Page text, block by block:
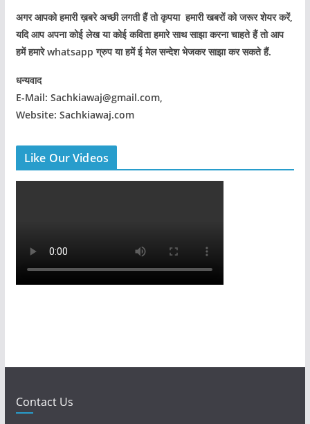
अगर आपको हमारी ख़बरे अच्छी लगती हैं तो कृपया हमारी खबरों को जरूर शेयर करें,
यदि आप अपना कोई लेख या कोई कविता हमारे साथ साझा करना चाहते हैं तो आप
हमें हमारे whatsapp ग्रुप या हमें ई मेल सन्देश भेजकर साझा कर सकते हैं.
धन्यवाद
E-Mail: Sachkiawaj@gmail.com,
Website: Sachkiawaj.com
Like Our Videos
Contact Us